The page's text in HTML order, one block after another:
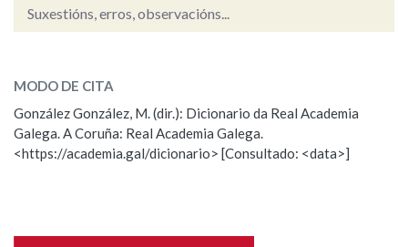
BUSCAR NO CONTIDO
Nas definicións
Suxestións, erros, observacións...
Observación
Nome
MODO DE CITA
González González, M. (dir.): Dicionario da Real Academia
Galega. A Coruña: Real Academia Galega.
<https://academia.gal/dicionario> [Consultado: <data>]